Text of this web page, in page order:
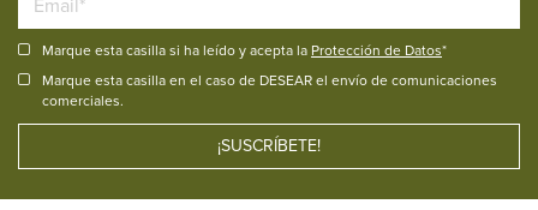
Marque esta casilla si ha leído y acepta la Protección de Datos*
Marque esta casilla en el caso de DESEAR el envío de comunicaciones
comerciales.